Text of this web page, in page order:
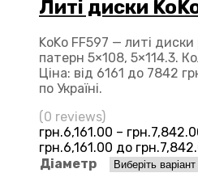
Литі диски
KoKo FF597 — литі
патерн 5×108, 5×114.3.
Ціна: від 6161 до 7842
по Україні.
(0 reviews)
грн.6,161.00 – грн.
грн.6,161.00 до
Діаметр